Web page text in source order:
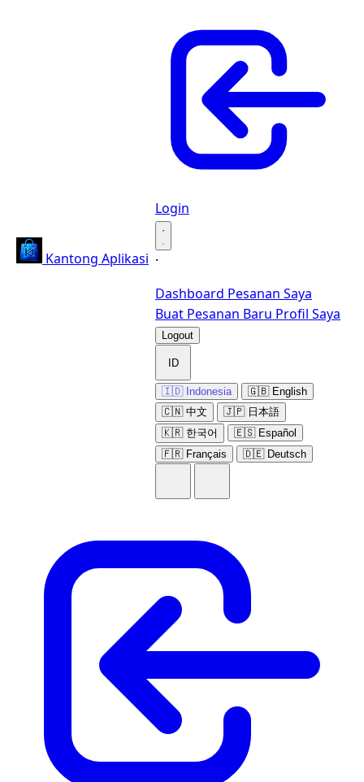
Kantong Aplikasi
Login
·
·
Dashboard Pesanan Saya
Buat Pesanan Baru Profil Saya
Logout
ID
🇮🇩 Indonesia
🇬🇧 English
🇨🇳 中文
🇯🇵 日本語
🇰🇷 한국어
🇪🇸 Español
🇫🇷 Français
🇩🇪 Deutsch